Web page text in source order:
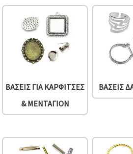
ΒΆΣΕΙΣ ΓΙΑ ΚΑΡΦΊΤΣΕΣ
& ΜΕΝΤΑΓΙΌΝ
ΒΆΣΕΙΣ